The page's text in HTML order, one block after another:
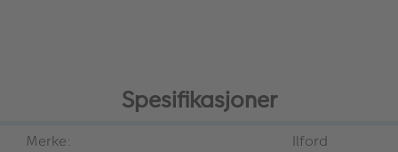
Spesifikasjoner
Merke:
Ilford